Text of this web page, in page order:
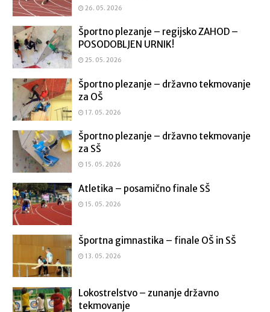
26. 05. 2026
Športno plezanje – regijsko ZAHOD –
POSODOBLJEN URNIK!
25. 05. 2026
Športno plezanje – državno tekmovanje
za OŠ
17. 05. 2026
Športno plezanje – državno tekmovanje
za SŠ
15. 05. 2026
Atletika – posamično finale SŠ
15. 05. 2026
Športna gimnastika – finale OŠ in SŠ
13. 05. 2026
Lokostrelstvo – zunanje državno
tekmovanje